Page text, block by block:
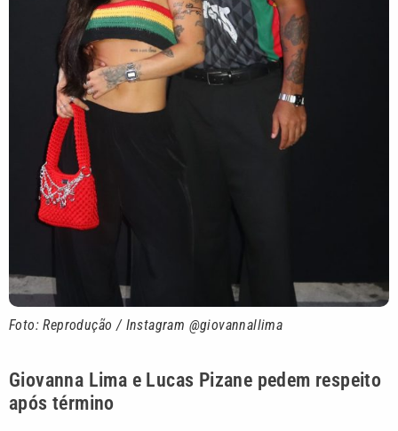
Foto: Reprodução / Instagram @giovannallima
Giovanna Lima e Lucas Pizane pedem respeito
após término